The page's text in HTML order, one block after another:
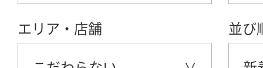
エリア・店舗 並び